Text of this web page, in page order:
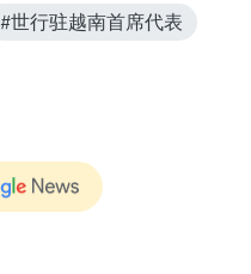
#世行驻越南首席代表